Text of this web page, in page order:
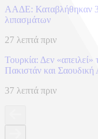
ΑΑΔΕ: Καταβλήθηκαν
λιπασμάτων
27 λεπτά πριν
Τουρκία: Δεν
Πακιστάν και Σαουδική
37 λεπτά πριν